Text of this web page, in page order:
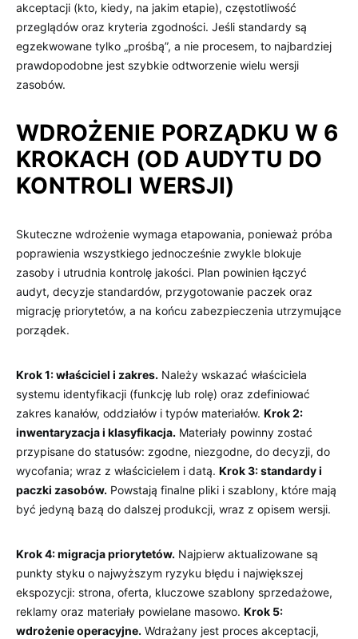
akceptacji (kto, kiedy, na jakim etapie), częstotliwość
przeglądów oraz kryteria zgodności. Jeśli standardy są
egzekwowane tylko „prośbą”, a nie procesem, to najbardziej
prawdopodobne jest szybkie odtworzenie wielu wersji
zasobów.
WDROŻENIE PORZĄDKU W 6
KROKACH (OD AUDYTU DO
KONTROLI WERSJI)
Skuteczne wdrożenie wymaga etapowania, ponieważ próba
poprawienia wszystkiego jednocześnie zwykle blokuje
zasoby i utrudnia kontrolę jakości. Plan powinien łączyć
audyt, decyzje standardów, przygotowanie paczek oraz
migrację priorytetów, a na końcu zabezpieczenia utrzymujące
porządek.
Krok 1: właściciel i zakres. Należy wskazać właściciela
systemu identyfikacji (funkcję lub rolę) oraz zdefiniować
zakres kanałów, oddziałów i typów materiałów. Krok 2:
inwentaryzacja i klasyfikacja. Materiały powinny zostać
przypisane do statusów: zgodne, niezgodne, do decyzji, do
wycofania; wraz z właścicielem i datą. Krok 3: standardy i
paczki zasobów. Powstają finalne pliki i szablony, które mają
być jedyną bazą do dalszej produkcji, wraz z opisem wersji.
Krok 4: migracja priorytetów. Najpierw aktualizowane są
punkty styku o najwyższym ryzyku błędu i największej
ekspozycji: strona, oferta, kluczowe szablony sprzedażowe,
reklamy oraz materiały powielane masowo. Krok 5:
wdrożenie operacyjne. Wdrażany jest proces akceptacji,